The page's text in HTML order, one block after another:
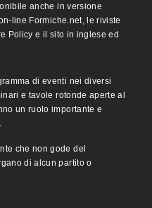
anche in versione
line Formiche.net, le riviste
Policy e il sito in inglese ed
di eventi nei diversi
e tavole rotonde aperte al
un ruolo importante e
che non gode del
di alcun partito o